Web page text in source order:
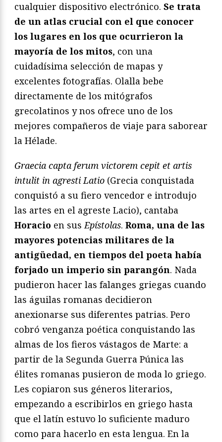
cualquier dispositivo electrónico. Se trata
de un atlas crucial con el que conocer
los lugares en los que ocurrieron la
mayoría de los mitos, con una
cuidadísima selección de mapas y
excelentes fotografías. Olalla bebe
directamente de los mitógrafos
grecolatinos y nos ofrece uno de los
mejores compañeros de viaje para saborear
la Hélade.
Graecia capta ferum victorem cepit et artis
intulit in agresti Latio (Grecia conquistada
conquistó a su fiero vencedor e introdujo
las artes en el agreste Lacio), cantaba
Horacio en susEpístolas. Roma, una de las
mayores potencias militares de la
antigüedad, en tiempos del poeta había
forjado un imperio sin parangón. Nada
pudieron hacer las falanges griegas cuando
las águilas romanas decidieron
anexionarse sus diferentes patrias. Pero
cobró venganza poética conquistando las
almas de los fieros vástagos de Marte: a
partir de la Segunda Guerra Púnica las
élites romanas pusieron de moda lo griego.
Les copiaron sus géneros literarios,
empezando a escribirlos en griego hasta
que el latín estuvo lo suficiente maduro
como para hacerlo en esta lengua. En la